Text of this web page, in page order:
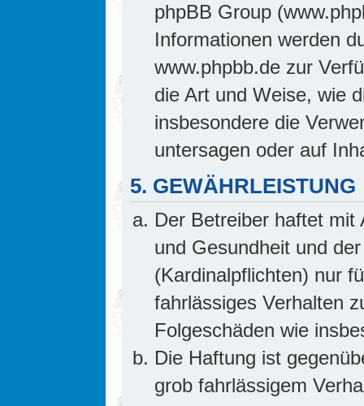
phpBB Group
Informationen werden
www.phpbb.de zur
die Art und Weise, wie
insbesondere die
untersagen oder auf
5. GEWÄHRLEISTUNG
Der Betreiber haftet mit
und Gesundheit und
(Kardinalpflichten) nur
fahrlässiges Verhalten
Folgeschäden wie
Die Haftung ist
grob fahrlässigem